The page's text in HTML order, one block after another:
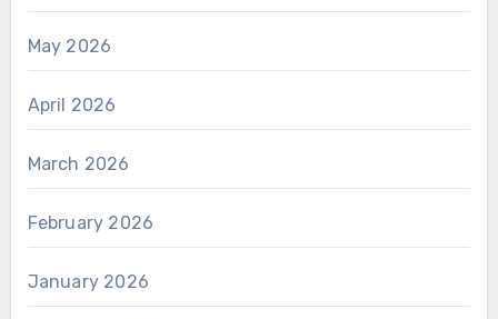
May 2026
April 2026
March 2026
February 2026
January 2026